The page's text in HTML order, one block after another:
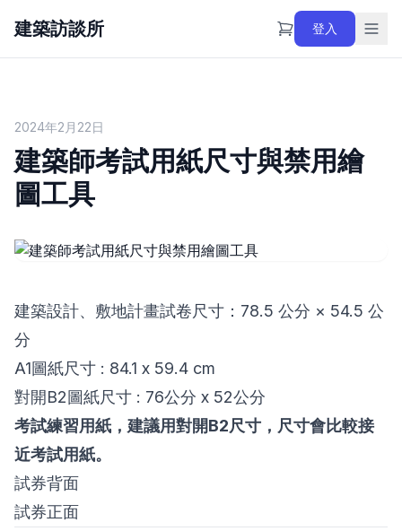
建築訪談所 登入
2024年2月22日
建築師考試用紙尺寸與禁用繪
圖工具
建築設計、敷地計畫試卷尺寸：78.5 公分 × 54.5 公
分
A1圖紙尺寸 : 84.1 x 59.4 cm
對開B2圖紙尺寸 : 76公分 x 52公分
考試練習用紙，建議用對開B2尺寸，尺寸會比較接
近考試用紙。
試券背面
試券正面